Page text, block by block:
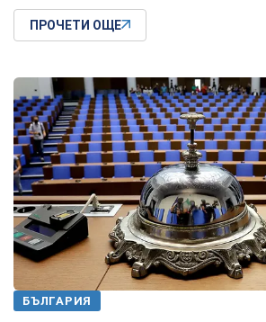
ПРОЧЕТИ ОЩЕ
БЪЛГАРИЯ